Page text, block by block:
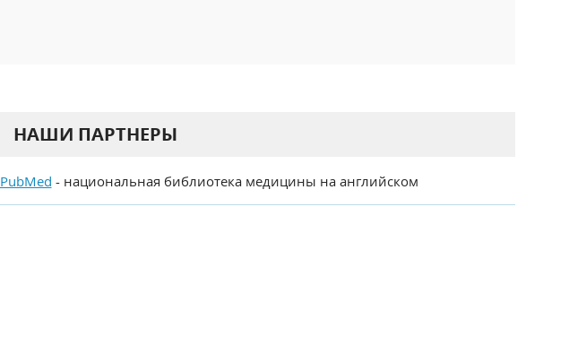
НАШИ ПАРТНЕРЫ
PubMed - национальная библиотека медицины на английском